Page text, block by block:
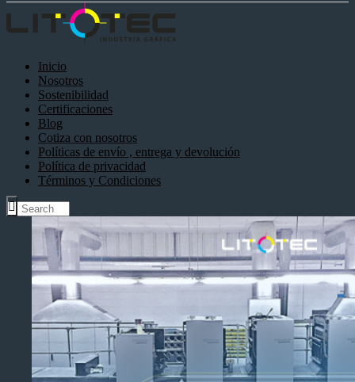
Inicio
Nosotros
Sostenibilidad
Certificaciones
Blog
Cotiza con nosotros
Políticas de envío , entrega y devolución
Política de privacidad
Términos y Condiciones